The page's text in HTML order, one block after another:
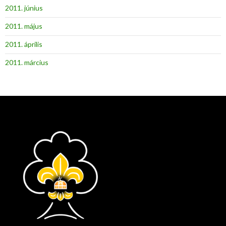
2011. június
2011. május
2011. április
2011. március